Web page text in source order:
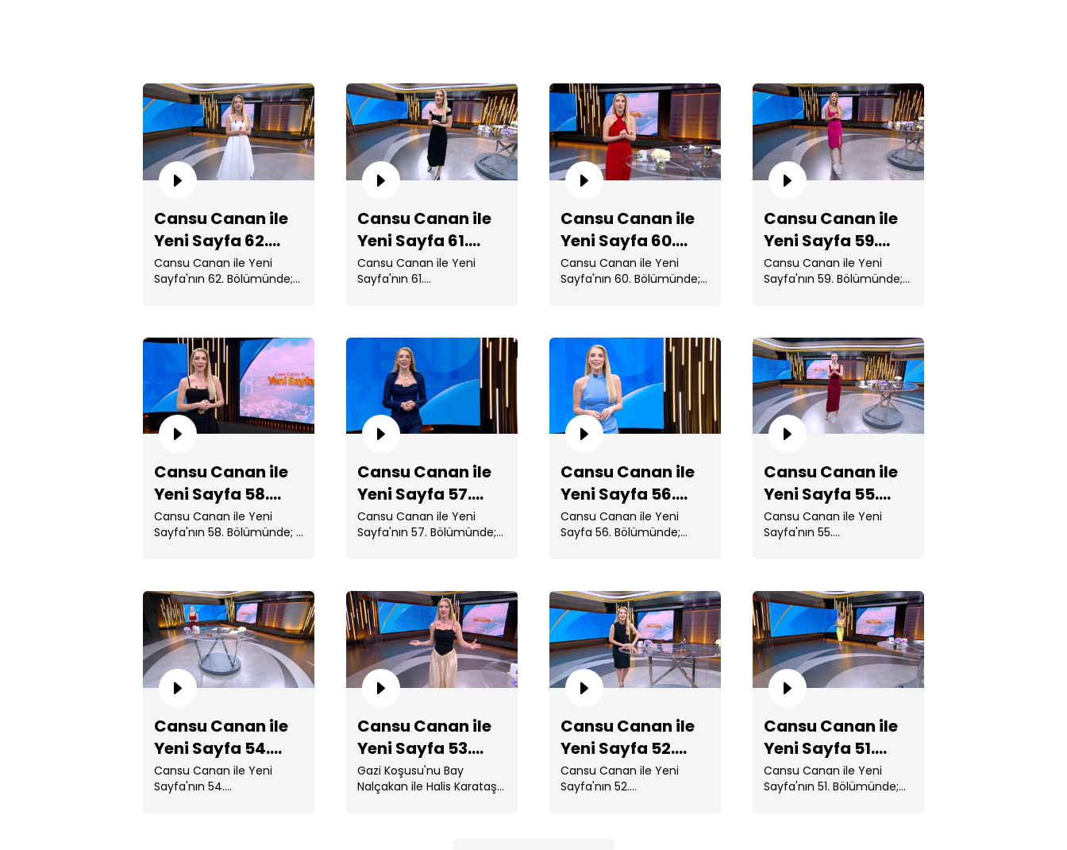
Cansu Canan ile Yeni Sayfa 58.
Bölüm
Cansu Canan ile Yeni Sayfa 57.
Bölüm
Cansu Canan ile Yeni Sayfa 56.
Cansu Canan ile Yeni Sayfa 55.
Cansu Canan ile
Yeni Sayfa 62.
Bölüm
Cansu Canan ile Yeni
Sayfa'nın 62. Bölümünde;
Cansu Canan ile
Yeni Sayfa 61.
Bölüm
Cansu Canan ile Yeni
Sayfa'nın 61.
Cansu Canan ile
Yeni Sayfa 60.
Bölüm
Cansu Canan ile Yeni
Sayfa'nın 60. Bölümünde;
Cansu Canan ile
Yeni Sayfa 59.
Bölüm
Cansu Canan ile Yeni
Sayfa'nın 59. Bölümünde;
Cansu Canan ile
Yeni Sayfa 58.
Bölüm
Cansu Canan ile Yeni
Sayfa'nın 58. Bölümünde;
Cansu Canan ile
Yeni Sayfa 57.
Bölüm
Cansu Canan ile Yeni
Sayfa'nın 57. Bölümünde;
Cansu Canan ile
Yeni Sayfa 56.
Bölüm
Cansu Canan ile Yeni
Sayfa 56. Bölümünde;
Cansu Canan ile
Yeni Sayfa 55.
Bölüm
Cansu Canan ile Yeni
Sayfa'nın 55.
Cansu Canan ile
Yeni Sayfa 54.
Bölüm
Cansu Canan ile Yeni
Sayfa'nın 54.
Cansu Canan ile
Yeni Sayfa 53.
Bölüm
Gazi Koşusu'nu Bay
Nalçakan ile Halis Karataş
Cansu Canan ile
Yeni Sayfa 52.
Bölüm
Cansu Canan ile Yeni
Sayfa'nın 52.
Cansu Canan ile
Yeni Sayfa 51.
Bölüm
Cansu Canan ile Yeni
Sayfa'nın 51. Bölümünde;